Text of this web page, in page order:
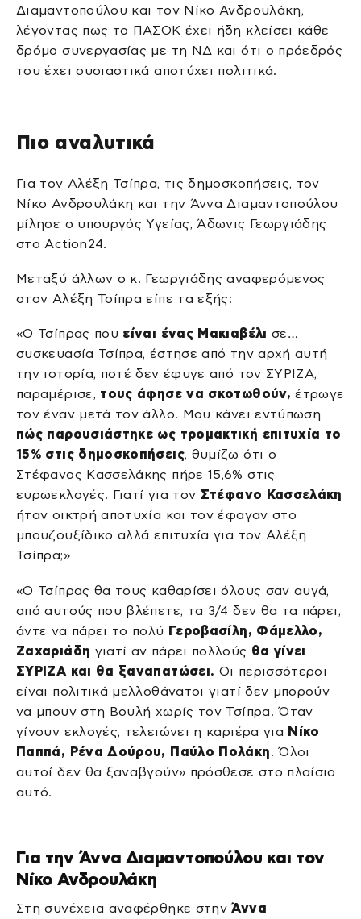
Διαμαντοπούλου και τον Νίκο Ανδρουλάκη,
λέγοντας πως το ΠΑΣΟΚ έχει ήδη κλείσει κάθε
δρόμο συνεργασίας με τη ΝΔ και ότι ο πρόεδρός
του έχει ουσιαστικά αποτύχει πολιτικά.
Πιο αναλυτικά
Για τον Αλέξη Τσίπρα, τις δημοσκοπήσεις, τον
Νίκο Ανδρουλάκη και την Άννα Διαμαντοπούλου
μίλησε ο υπουργός Υγείας, Άδωνις Γεωργιάδης
στο Action24.
Μεταξύ άλλων ο κ. Γεωργιάδης αναφερόμενος
στον Αλέξη Τσίπρα είπε τα εξής:
«Ο Τσίπρας που είναι ένας Μακιαβέλι σε…
συσκευασία Τσίπρα, έστησε από την αρχή αυτή
την ιστορία, ποτέ δεν έφυγε από τον ΣΥΡΙΖΑ,
παραμέρισε, τους άφησε να σκοτωθούν, έτρωγε
τον έναν μετά τον άλλο. Μου κάνει εντύπωση
πώς παρουσιάστηκε ως τρομακτική επιτυχία το
15% στις δημοσκοπήσεις, θυμίζω ότι ο
Στέφανος Κασσελάκης πήρε 15,6% στις
ευρωεκλογές. Γιατί για τον Στέφανο Κασσελάκη
ήταν οικτρή αποτυχία και τον έφαγαν στο
μπουζουξίδικο αλλά επιτυχία για τον Αλέξη
Τσίπρα;»
«Ο Τσίπρας θα τους καθαρίσει όλους σαν αυγά,
από αυτούς που βλέπετε, τα 3/4 δεν θα τα πάρει,
άντε να πάρει το πολύ Γεροβασίλη, Φάμελλο,
Ζαχαριάδη γιατί αν πάρει πολλούς θα γίνει
ΣΥΡΙΖΑ και θα ξαναπατώσει. Οι περισσότεροι
είναι πολιτικά μελλοθάνατοι γιατί δεν μπορούν
να μπουν στη Βουλή χωρίς τον Τσίπρα. Όταν
γίνουν εκλογές, τελειώνει η καριέρα για Νίκο
Παππά, Ρένα Δούρου, Παύλο Πολάκη. Όλοι
αυτοί δεν θα ξαναβγούν» πρόσθεσε στο πλαίσιο
αυτό.
Για την Άννα Διαμαντοπούλου και τον
Νίκο Ανδρουλάκη
Στη συνέχεια αναφέρθηκε στηνΆννα